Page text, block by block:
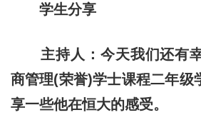
学生分享
主持人：今天我们还有
商管理(荣誉)学士课程二年级
享一些他在恒大的感受。